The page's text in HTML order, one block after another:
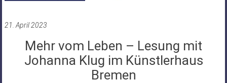
21. April 2023
Mehr vom Leben – Lesung mit
Johanna Klug im Künstlerhaus
Bremen